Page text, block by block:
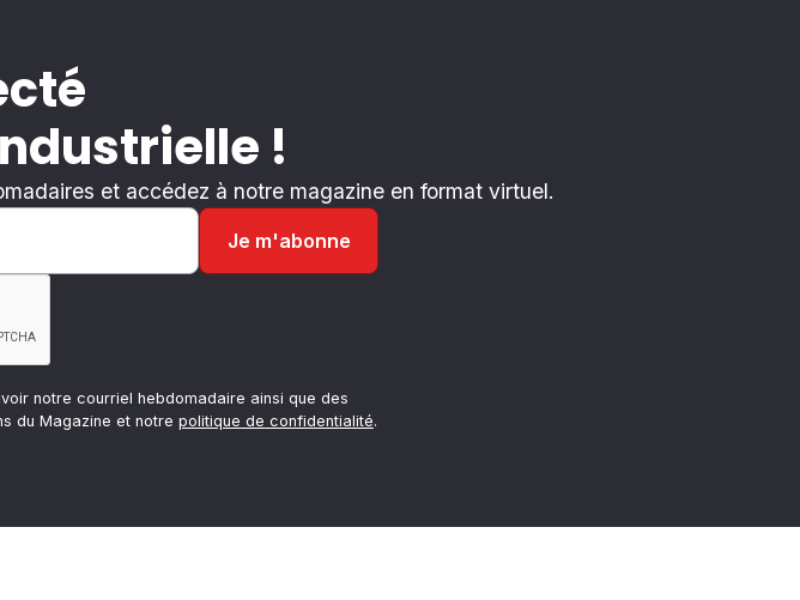
!
et accédez à notre magazine en format virtuel.
notre courriel hebdomadaire ainsi que des
du Magazine et notre politique de confidentialité.